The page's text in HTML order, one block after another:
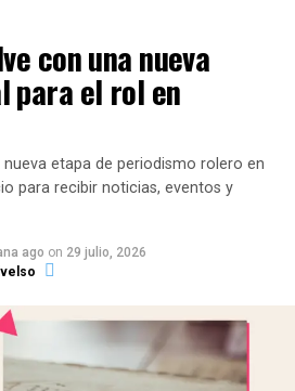
con una nueva
para el rol en
etapa de periodismo rolero en
para recibir noticias, eventos y
ago on 29 julio, 2026